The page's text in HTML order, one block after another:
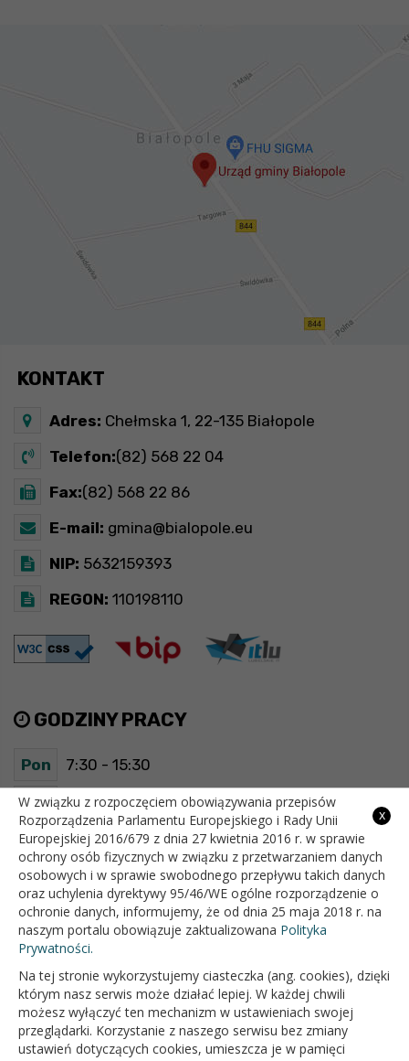
KONTAKT
Adres: Chełmska 1, 22-135 Białopole
Telefon:(82) 568 22 04
Fax:(82) 568 22 86
E-mail: gmina@bialopole.eu
NIP: 5632159393
REGON: 110198110
GODZINY PRACY
Pon 7:30 - 15:30
Wt 7:30 - 15:30
Śr 7:30 - 15:30
Czw 7:30 - 15:30
Pt 7:30 - 15:30
OFICJALNY SERWIS INTERNETOWY GMINY BIAŁOPOLE
x
W związku z rozpoczęciem obowiązywania przepisów
Rozporządzenia Parlamentu Europejskiego i Rady Unii
Europejskiej 2016/679 z dnia 27 kwietnia 2016 r. w sprawie
ochrony osób fizycznych w związku z przetwarzaniem danych
osobowych i w sprawie swobodnego przepływu takich danych
oraz uchylenia dyrektywy 95/46/WE ogólne rozporządzenie o
ochronie danych, informujemy, że od dnia 25 maja 2018 r. na
naszym portalu obowiązuje zaktualizowana Polityka
Prywatności.
Na tej stronie wykorzystujemy ciasteczka (ang. cookies), dzięki
którym nasz serwis może działać lepiej. W każdej chwili
możesz wyłączyć ten mechanizm w ustawieniach swojej
przeglądarki. Korzystanie z naszego serwisu bez zmiany
ustawień dotyczących cookies, umieszcza je w pamięci